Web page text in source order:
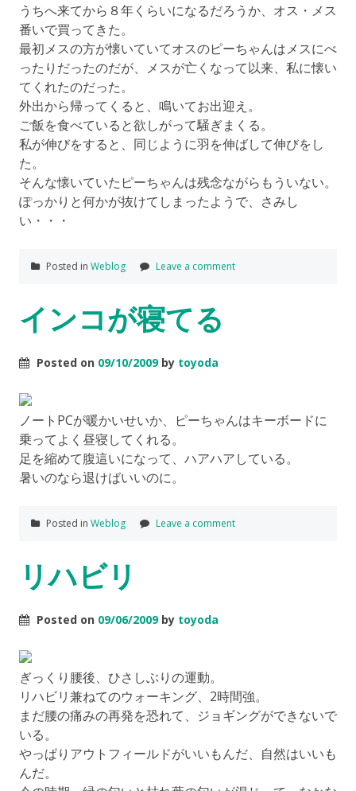
うちへ来てから８年くらいになるだろうか、オス・メス
番いで買ってきた。
最初メスの方が懐いていてオスのピーちゃんはメスにべ
ったりだったのだが、メスが亡くなって以来、私に懐い
てくれたのだった。
外出から帰ってくると、鳴いてお出迎え。
ご飯を食べていると欲しがって騒ぎまくる。
私が伸びをすると、同じように羽を伸ばして伸びをし
た。
そんな懐いていたピーちゃんは残念ながらもういない。
ぽっかりと何かが抜けてしまったようで、さみし
い・・・
Posted in Weblog Leave a comment
インコが寝てる
Posted on 09/10/2009by toyoda
ノートPCが暖かいせいか、ピーちゃんはキーボードに
乗ってよく昼寝してくれる。
足を縮めて腹這いになって、ハアハアしている。
暑いのなら退けばいいのに。
Posted in Weblog Leave a comment
リハビリ
Posted on 09/06/2009by toyoda
ぎっくり腰後、ひさしぶりの運動。
リハビリ兼ねてのウォーキング、2時間強。
まだ腰の痛みの再発を恐れて、ジョギングができないで
いる。
やっぱりアウトフィールドがいいもんだ、自然はいいも
んだ。